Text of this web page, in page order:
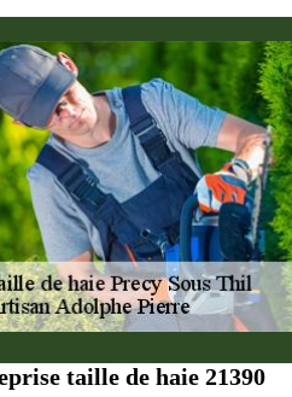
taille de haie 21390